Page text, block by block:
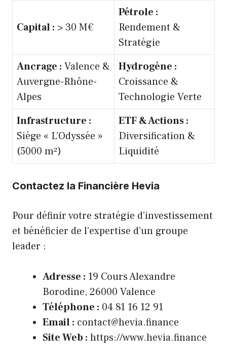
Capital : > 30 M€
Pétrole :
Rendement &
Stratégie
Ancrage : Valence &
Auvergne-Rhône-
Alpes
Hydrogène :
Croissance &
Technologie Verte
Infrastructure :
Siège « L’Odyssée »
(5000 m²)
ETF & Actions :
Diversification &
Liquidité
Contactez la Financière Hevia
Pour définir votre stratégie d’investissement
et bénéficier de l’expertise d’un groupe
leader :
Adresse : 19 Cours Alexandre
Borodine, 26000 Valence
Téléphone : 04 81 16 12 91
Email : contact@hevia.finance
Site Web : https://www.hevia.finance